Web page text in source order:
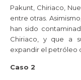
Pakunt, Chiriaco,
entre otras.
han sido
Chiriaco, y que a
expandir el petróleo
Caso 2